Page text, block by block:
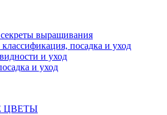
выращивания
посадка и уход
и уход
и уход
ЦВЕТЫ